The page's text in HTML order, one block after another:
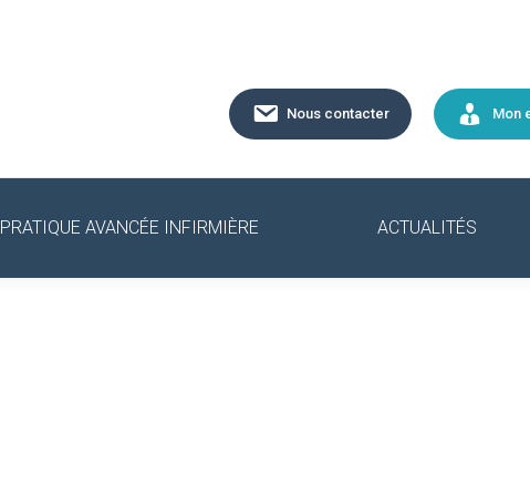
Nous contacter Mon
PRATIQUE AVANCÉE INFIRMIÈRE ACTUALITÉS